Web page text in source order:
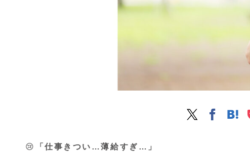
😢 「仕事きつい…薄給すぎ…」